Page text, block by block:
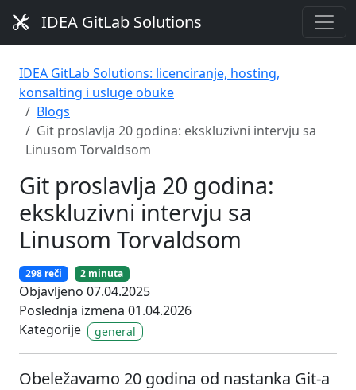
IDEA GitLab Solutions
IDEA GitLab Solutions: licenciranje, hosting,
konsalting i usluge obuke
Blogs
Git proslavlja 20 godina: ekskluzivni intervju sa
Linusom Torvaldsom
Git proslavlja 20 godina:
ekskluzivni intervju sa
Linusom Torvaldsom
298 reči 2 minuta
Objavljeno 07.04.2025
Poslednja izmena 01.04.2026
Kategorije
general
Obeležavamo 20 godina od nastanka Git-a